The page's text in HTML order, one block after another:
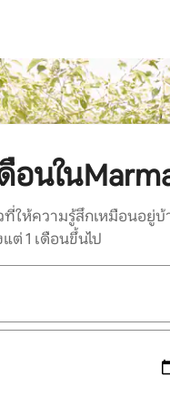
อนใน
ให้ความรู้สึกเหมือนอยู่บ้
ต่ 1 เดือนขึ้นไป
การสัมผัสหรือปัด เพื่อสำรวจ